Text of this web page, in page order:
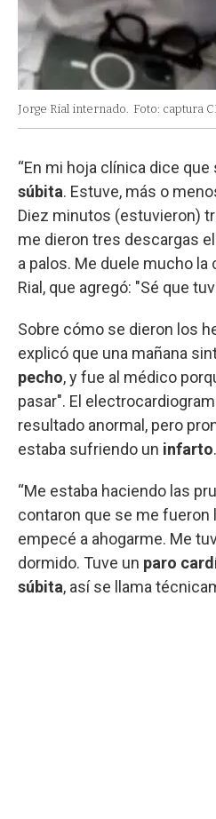
Jorge Rial internado. Foto: captura
“En mi hoja clínica dice que
súbita. Estuve, más o
Diez minutos (estuvieron)
me dieron tres descargas
a palos. Me duele mucho la
Rial, que agregó: "Sé que
Sobre cómo se dieron los
explicó que una mañana
pecho, y fue al médico
pasar". El
resultado anormal, pero
estaba sufriendo un infarto.
“Me estaba haciendo las
contaron que se me fueron
empecé a ahogarme. Me
dormido. Tuve un paro
súbita, así se llama